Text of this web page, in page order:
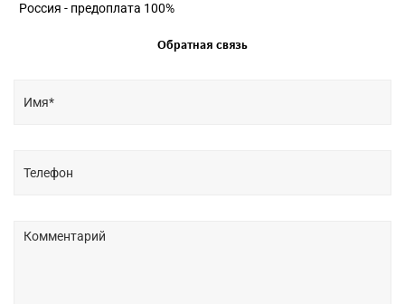
Россия - предоплата 100%
Обратная связь